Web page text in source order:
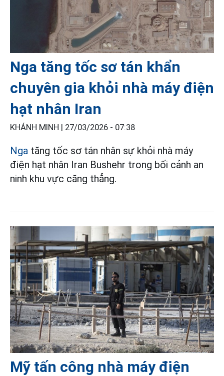
Nga tăng tốc sơ tán khẩn
chuyên gia khỏi nhà máy điện
hạt nhân Iran
KHÁNH MINH | 27/03/2026 - 07:38
Nga tăng tốc sơ tán nhân sự khỏi nhà máy
điện hạt nhân Iran Bushehr trong bối cảnh an
ninh khu vực căng thẳng.
Mỹ tấn công nhà máy điện